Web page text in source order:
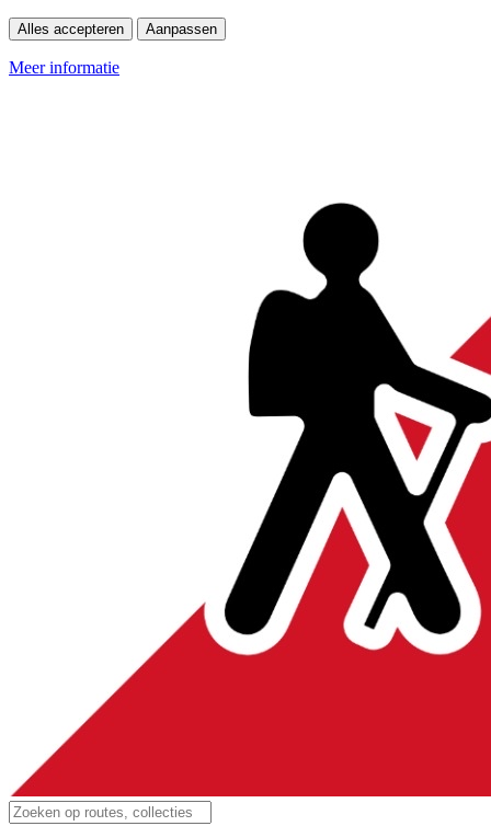
Alles accepteren Aanpassen
Meer informatie